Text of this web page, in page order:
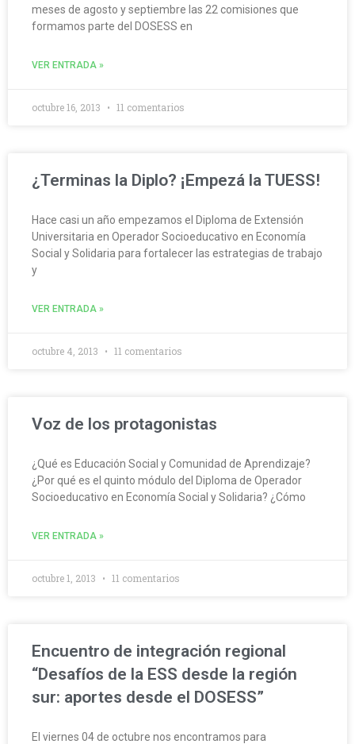
meses de agosto y septiembre las 22 comisiones que
formamos parte del DOSESS en
VER ENTRADA »
octubre 16, 2013 11 comentarios
¿Terminas la Diplo? ¡Empezá la TUESS!
Hace casi un año empezamos el Diploma de Extensión
Universitaria en Operador Socioeducativo en Economía
Social y Solidaria para fortalecer las estrategias de trabajo
y
VER ENTRADA »
octubre 4, 2013 11 comentarios
Voz de los protagonistas
¿Qué es Educación Social y Comunidad de Aprendizaje?
¿Por qué es el quinto módulo del Diploma de Operador
Socioeducativo en Economía Social y Solidaria? ¿Cómo
VER ENTRADA »
octubre 1, 2013 11 comentarios
Encuentro de integración regional
“Desafíos de la ESS desde la región
sur: aportes desde el DOSESS”
El viernes 04 de octubre nos encontramos para